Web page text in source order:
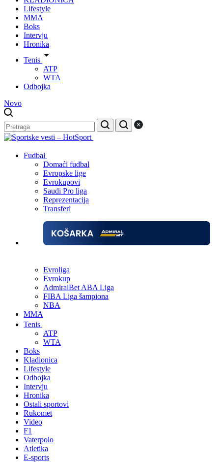
Lifestyle
MMA
Boks
Intervju
Hronika
Tenis
ATP
WTA
Odbojka
Novo
Fudbal
Domaći fudbal
Evropske lige
Evrokupovi
Saudi Pro liga
Reprezentacija
Transferi
Evroliga
Evrokup
AdmiralBet ABA Liga
FIBA Liga šampiona
NBA
MMA
Tenis
ATP
WTA
Boks
Kladionica
Lifestyle
Odbojka
Intervju
Hronika
Ostali sportovi
Rukomet
Video
F1
Vaterpolo
Atletika
E-sports